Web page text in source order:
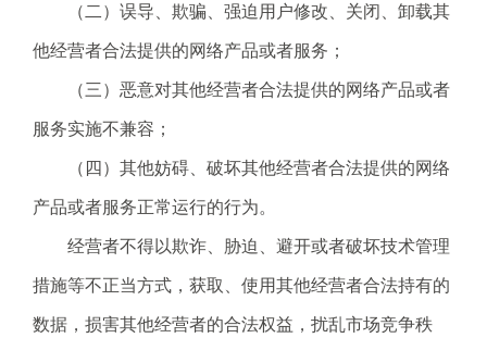
（二）误导、欺骗、强迫用户修改、关闭、卸载其
他经营者合法提供的网络产品或者服务；
（三）恶意对其他经营者合法提供的网络产品或者
服务实施不兼容；
（四）其他妨碍、破坏其他经营者合法提供的网络
产品或者服务正常运行的行为。
经营者不得以欺诈、胁迫、避开或者破坏技术管理
措施等不正当方式，获取、使用其他经营者合法持有的
数据，损害其他经营者的合法权益，扰乱市场竞争秩